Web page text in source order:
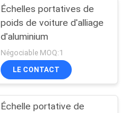
Échelles portatives de
poids de voiture d'alliage
d'aluminium
Négociable MOQ:1
LE CONTACT
Échelle portative de